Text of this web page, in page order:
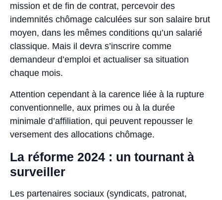
mission et de fin de contrat, percevoir des
indemnités chômage calculées sur son salaire brut
moyen, dans les mêmes conditions qu’un salarié
classique. Mais il devra s’inscrire comme
demandeur d’emploi et actualiser sa situation
chaque mois.
Attention cependant à la carence liée à la rupture
conventionnelle, aux primes ou à la durée
minimale d’affiliation, qui peuvent repousser le
versement des allocations chômage.
La réforme 2024 : un tournant à
surveiller
Les partenaires sociaux (syndicats, patronat,